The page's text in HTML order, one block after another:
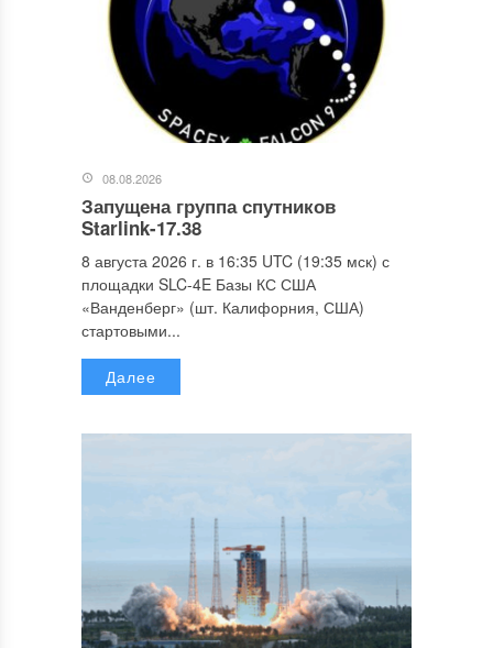
08.08.2026
Запущена группа спутников
Starlink-17.38
8 августа 2026 г. в 16:35 UTC (19:35 мск) с
площадки SLC-4E Базы КС США
«Ванденберг» (шт. Калифорния, США)
стартовыми...
Далее